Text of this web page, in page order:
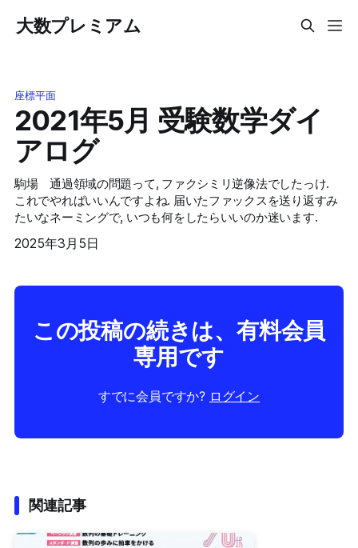
大数プレミアム
座標平面
2021年5月 受験数学ダイ
アログ
駒場 通過領域の問題って, ファクシミリ逆像法でしたっけ.
これでやればいいんですよね. 届いたファックスを送り返すみ
たいなネーミングで, いつも何をしたらいいのか迷います.
2025年3月5日
この投稿の続きは、有料会員
専用です
すでに会員ですか? ログイン
関連記事